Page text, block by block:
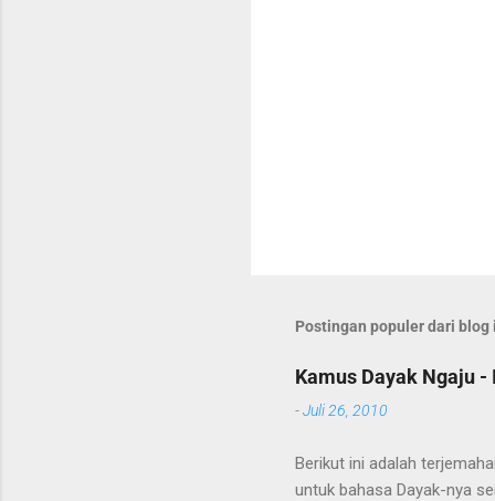
Postingan populer dari blog
Kamus Dayak Ngaju -
-Juli 26, 2010
Berikut ini adalah
untuk bahasa Dayak-nya